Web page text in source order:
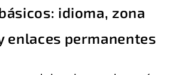
idioma, zona
enlaces permanentes